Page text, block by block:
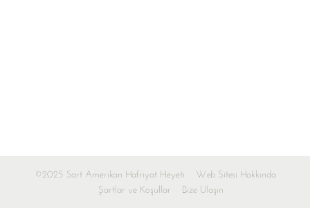
©2025 Sart Amerikan Hafriyat Heyeti
Web Sitesi Hakkında
Şartlar ve Koşullar
Bize Ulaşın